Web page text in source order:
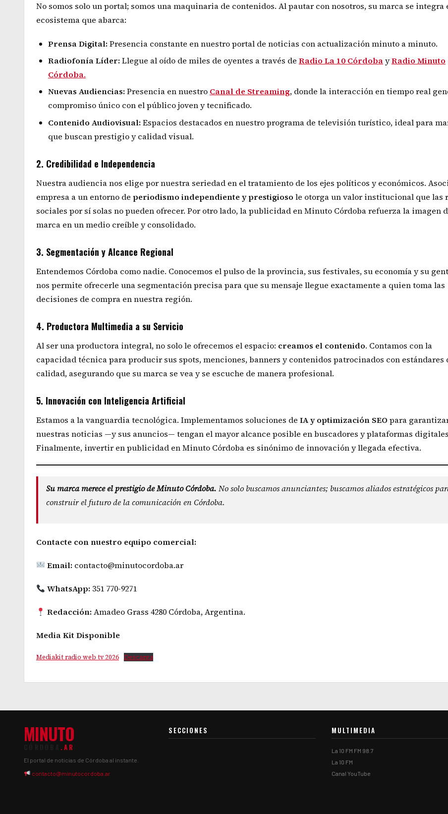
No somos solo un portal; somos una maquinaria de contenidos. Al pautar con nosotros, su marca se integra
ecosistema que abarca:
Prensa Digital:Presencia constante en nuestro portal de noticias con actualización minuto a minuto.
Radiofonía Líder:Llegue al oído de miles de oyentes a través de Radio La 10 CórdobayRadio Minuto
Córdoba.
Nuevas Audiencias:Presencia en nuestro Canal de Streaming, donde la interacción en tiempo real
compromiso único con el público joven y tecnificado.
Contenido Audiovisual:Espacios destacados en nuestro programa de televisión turístico, ideal para
que buscan prestigio y calidad visual.
2. Credibilidad e Independencia
Nuestra audiencia nos elige por nuestra seriedad en el tratamiento de los ejes políticos y económicos.
empresa a un entorno de periodismo independiente y prestigioso le otorga un valor institucional que las
sociales por sí solas no pueden ofrecer. Por otro lado, la publicidad en Minuto Córdoba refuerza la imagen
marca en un medio creíble y consolidado.
3. Segmentación y Alcance Regional
Entendemos Córdoba como nadie. Conocemos el pulso de la provincia, sus festivales, su economía y su
nos permite ofrecerle una segmentación precisa para que su mensaje llegue exactamente a quien toma las
decisiones de compra en nuestra región.
4. Productora Multimedia a su Servicio
Al ser una productora integral, no solo le ofrecemos el espacio: creamos el contenido. Contamos con la
capacidad técnica para producir sus spots, menciones, banners y contenidos patrocinados con estándares
calidad, asegurando que su marca se vea y se escuche de manera profesional.
5. Innovación con Inteligencia Artificial
Estamos a la vanguardia tecnológica. Implementamos soluciones de IA y optimización SEO para
nuestras noticias —y sus anuncios— tengan el mayor alcance posible en buscadores y plataformas
Finalmente, invertir en publicidad en Minuto Córdoba es sinónimo de innovación y llegada efectiva.
Su marca merece el prestigio de Minuto Córdoba. No solo buscamos anunciantes; buscamos aliados estratégicos
construir el futuro de la comunicación en Córdoba.
Contacte con nuestro equipo comercial:
Email: contacto@minutocordoba.ar
WhatsApp: 351 770-9271
Redacción:Amadeo Grass 4280 Córdoba, Argentina.
Media Kit Disponible
Mediakit radio web tv 2026 Descarga
MINUTO
.AR
El portal de noticias de Córdoba al instante.
contacto@minutocordoba.ar
SECCIONES MULTIMEDIA
La 10 FM FM 98.7
La 10 FM
Canal YouTube